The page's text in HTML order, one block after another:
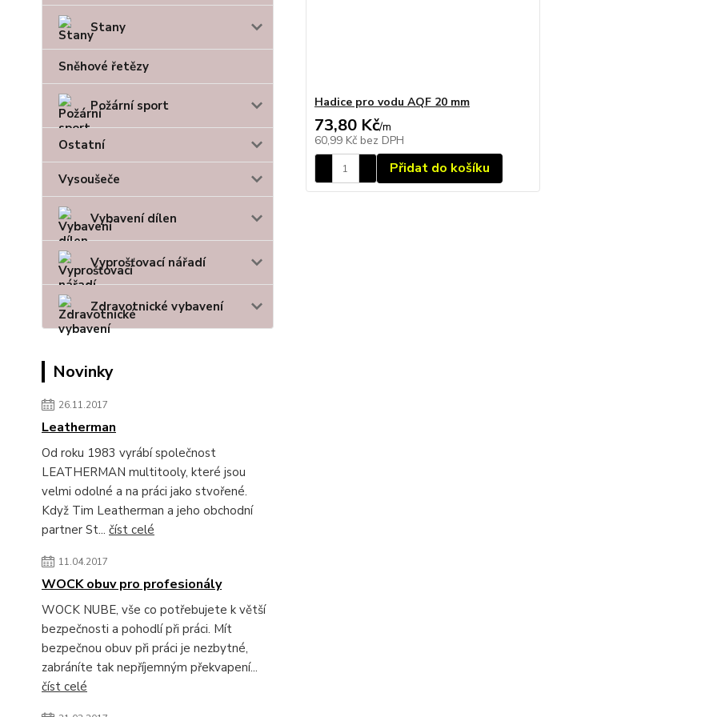
Stany
Sněhové řetězy
Požární sport
Ostatní
Vysoušeče
Vybavení dílen
Vyprošťovací nářadí
Zdravotnické vybavení
Novinky
26.11.2017
Leatherman
Od roku 1983 vyrábí společnost
LEATHERMAN multitooly, které jsou
velmi odolné a na práci jako stvořené.
Když Tim Leatherman a jeho obchodní
partner St... číst celé
11.04.2017
WOCK obuv pro profesionály
WOCK NUBE, vše co potřebujete k větší
bezpečnosti a pohodlí při práci. Mít
bezpečnou obuv při práci je nezbytné,
zabráníte tak nepříjemným překvapení...
číst celé
Hadice pro vodu AQF 20 mm
73,80 Kč/m
60,99 Kč bez DPH
Přidat do košíku